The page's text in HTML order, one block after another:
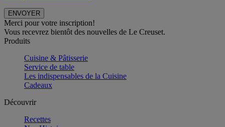
Merci pour votre inscription!
Vous recevrez bientôt des nouvelles de Le Creuset.
Produits
Cuisine & Pâtisserie
Service de table
Les indispensables de la Cuisine
Cadeaux
Découvrir
Recettes